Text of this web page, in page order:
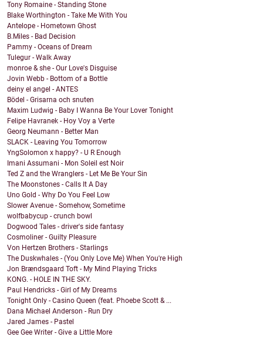
Tony Romaine - Standing Stone
Blake Worthington - Take Me With You
Antelope - Hometown Ghost
B.Miles - Bad Decision
Pammy - Oceans of Dream
Tulegur - Walk Away
monroe & she - Our Love's Disguise
Jovin Webb - Bottom of a Bottle
deiny el angel - ANTES
Bödel - Grisarna och snuten
Maxim Ludwig - Baby I Wanna Be Your Lover Tonight
Felipe Havranek - Hoy Voy a Verte
Georg Neumann - Better Man
SLACK - Leaving You Tomorrow
YngSolomon x happy? - U R Enough
Imani Assumani - Mon Soleil est Noir
Ted Z and the Wranglers - Let Me Be Your Sin
The Moonstones - Calls It A Day
Uno Gold - Why Do You Feel Low
Slower Avenue - Somehow, Sometime
wolfbabycup - crunch bowl
Dogwood Tales - driver's side fantasy
Cosmoliner - Guilty Pleasure
Von Hertzen Brothers - Starlings
The Duskwhales - (You Only Love Me) When You're High
Jon Brændsgaard Toft - My Mind Playing Tricks
KONG. - HOLE IN THE SKY.
Paul Hendricks - Girl of My Dreams
Tonight Only - Casino Queen (feat. Phoebe Scott & ...
Dana Michael Anderson - Run Dry
Jared James - Pastel
Gee Gee Writer - Give a Little More